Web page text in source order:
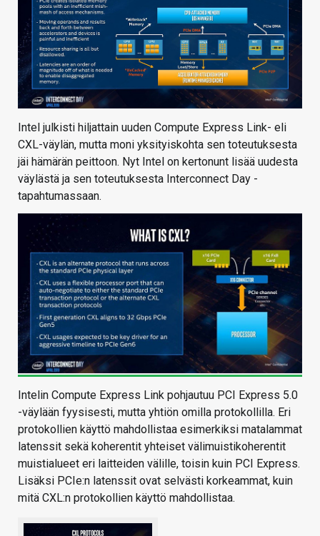
Intel julkisti hiljattain uuden Compute Express Link- eli
CXL-väylän, mutta moni yksityiskohta sen toteutuksesta
jäi hämärän peittoon. Nyt Intel on kertonunt lisää uudesta
väylästä ja sen toteutuksesta Interconnect Day -
tapahtumassaan.
Intelin Compute Express Link pohjautuu PCI Express 5.0
-väylään fyysisesti, mutta yhtiön omilla protokollilla. Eri
protokollien käyttö mahdollistaa esimerkiksi matalammat
latenssit sekä koherentit yhteiset välimuistikoherentit
muistialueet eri laitteiden välille, toisin kuin PCI Express.
Lisäksi PCIe:n latenssit ovat selvästi korkeammat, kuin
mitä CXL:n protokollien käyttö mahdollistaa.